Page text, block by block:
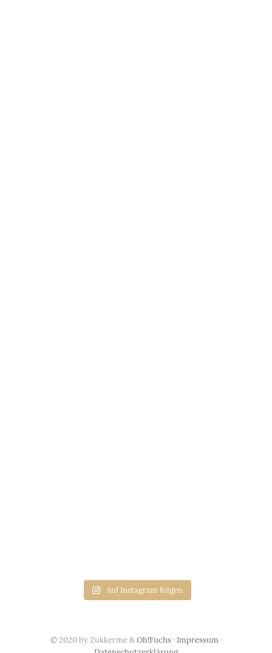
Auf Instagram folgen
© 2020 by Zukkerme &Oh!Fuchs· Impressum ·